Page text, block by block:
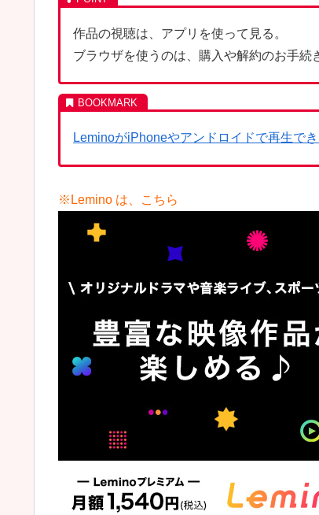
作品の視聴は、アプリを使って見る。
ブラウザを使うのは、購入や解約のお手続
LeminoがiPhoneやアンドロイドで再生で
※Lemino は、こちら